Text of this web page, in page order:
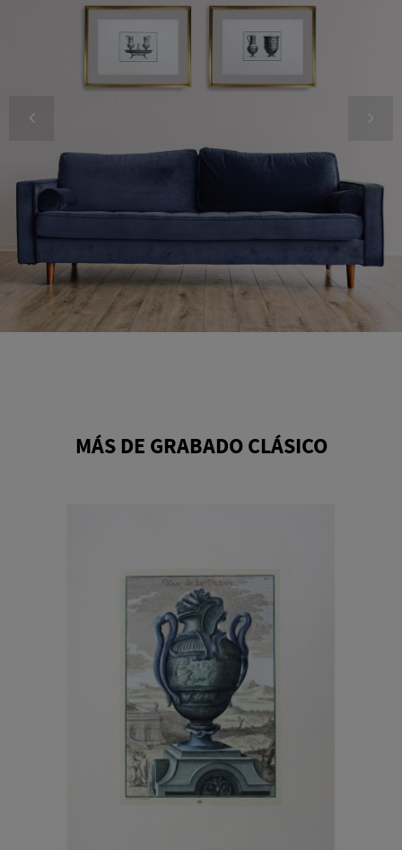
MÁS DE GRABADO CLÁSICO